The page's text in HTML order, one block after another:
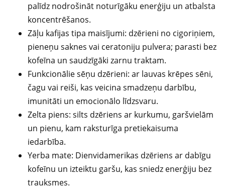
palīdz nodrošināt noturīgāku enerģiju un atbalsta
koncentrēšanos.
Zāļu kafijas tipa maisījumi: dzērieni no cigoriņiem,
pieneņu saknes vai ceratoniju pulvera; parasti bez
kofeīna un saudzīgāki zarnu traktam.
Funkcionālie sēņu dzērieni: ar lauvas krēpes sēni,
čagu vai reiši, kas veicina smadzeņu darbību,
imunitāti un emocionālo līdzsvaru.
Zelta piens: silts dzēriens ar kurkumu, garšvielām
un pienu, kam raksturīga pretiekaisuma
iedarbība.
Yerba mate: Dienvidamerikas dzēriens ar dabīgu
kofeīnu un izteiktu garšu, kas sniedz enerģiju bez
trauksmes.